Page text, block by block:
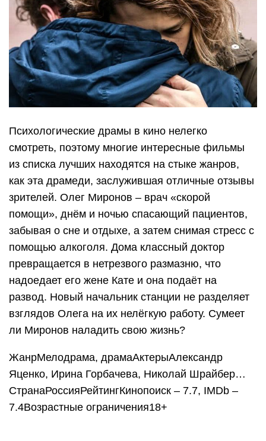
Психологические драмы в кино нелегко
смотреть, поэтому многие интересные фильмы
из списка лучших находятся на стыке жанров,
как эта драмеди, заслужившая отличные отзывы
зрителей. Олег Миронов – врач «скорой
помощи», днём и ночью спасающий пациентов,
забывая о сне и отдыхе, а затем снимая стресс с
помощью алкоголя. Дома классный доктор
превращается в нетрезвого размазню, что
надоедает его жене Кате и она подаёт на
развод. Новый начальник станции не разделяет
взглядов Олега на их нелёгкую работу. Сумеет
ли Миронов наладить свою жизнь?
ЖанрМелодрама, драмаАктерыАлександр
Яценко, Ирина Горбачева, Николай Шрайбер…
СтранаРоссияРейтингКинопоиск – 7.7, IMDb –
7.4Возрастные ограничения18+